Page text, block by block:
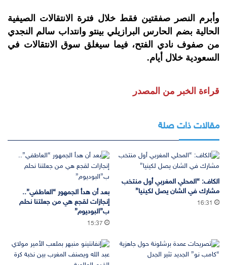
وأبرم النصر صفقتين فقط خلال فترة الانتقالات الصيفية
الحالية بضم الحارس البرازيلي بينتو وانتداب سالم النجدي
من صفوف نادي الفتح، فيما سيغلق سوق الانتقالات في
السعودية خلال أيام.
قراءة الخبر من المصدر
مقالات ذات صلة
الكاف: “المحلي المغربي أول منتخب
مشارك في الشان يصل لكينيا”
16:31
بعد أن هدأ الجمهور “العاطفي”..
إنجازات لقجع هي من جعلتنا نحلم
ب”البوديوم”
15:37